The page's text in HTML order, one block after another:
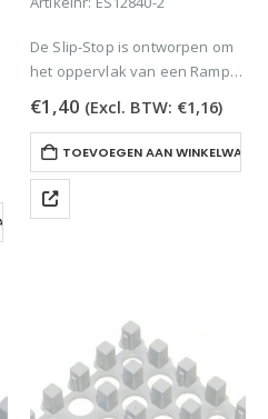
De Slip-Stop is ontworpen om
het oppervlak van een Ramp
Grijs van nog meer grip te
voorzien.
Verkrijgbaar in de kleuren grijs
(-2)
Uitsluitend bruikbaar in
combinatie met…
€1,40 (Excl. BTW: €1,16)
TOEVOEGEN AAN